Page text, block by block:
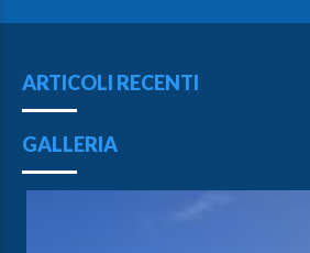
ARTICOLI RECENTI
GALLERIA